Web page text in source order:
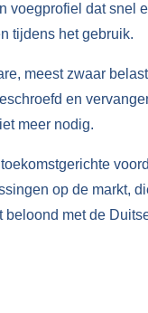
voegprofiel dat snel
tijdens het gebruik.
meest zwaar
en
meer nodig.
op de markt,
beloond met de